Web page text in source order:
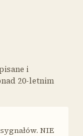
i
20-letnim
NIE